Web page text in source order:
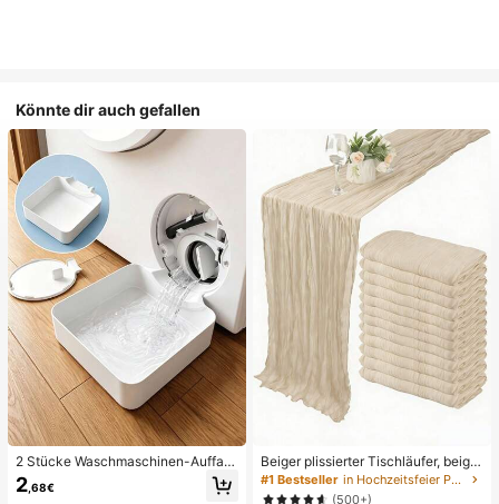
Könnte dir auch gefallen
2 Stücke Waschmaschinen-Auffan
gwanne Tropfschale, wasserdichte
Bodenschutzmatte für Waschraum,
2 ,68€
Beiger plissierter Tischläufer, beige
Tischdecke, Geburtstagsfeier-Zub
ehör, Geburtstagsdekoration, hellbr
#1 Bestseller
in Hochzeitsfeier Party-Tischdecke
(500+)